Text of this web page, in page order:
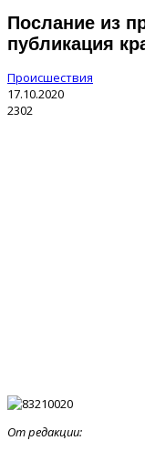
Послание из
публикация
Происшествия
17.10.2020
2302
От редакции: